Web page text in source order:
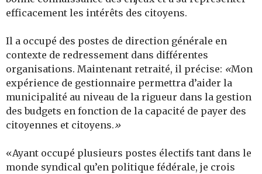
efficacement les intérêts des citoyens.
Il a occupé des postes de direction générale en
contexte de redressement dans différentes
organisations. Maintenant retraité, il précise: «Mon
expérience de gestionnaire permettra d’aider la
municipalité au niveau de la rigueur dans la gestion
des budgets en fonction de la capacité de payer des
citoyennes et citoyens.»
«Ayant occupé plusieurs postes électifs tant dans le
monde syndical qu’en politique fédérale, je crois